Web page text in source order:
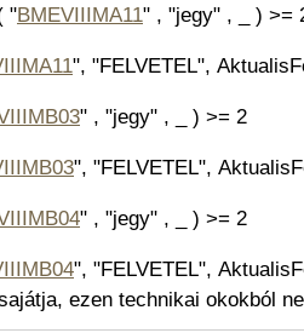
"BMEVIIIMA11
" , "jegy" , _
", "FELVETEL",
" , "jegy" , _ ) >= 2
", "FELVETEL",
" , "jegy" , _ ) >= 2
", "FELVETEL",
ezen technikai okokból